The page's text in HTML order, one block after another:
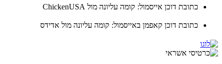
כתובת דוכן אייסמול: קומה עליונה מול ChickenUSA
כתובת דוכן קאפמן באייסמול: קומה עליונה מול אדידס